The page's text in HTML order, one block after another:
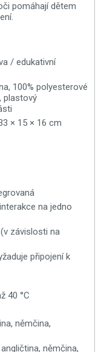
pomáhají dětem
/ edukativní
100% polyesterové
plastový
× 15 × 16 cm
na jedno
závislosti na
připojení k
40 °C
němčina,
němčina,